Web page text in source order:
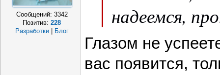
Сообщений: 3342
Позитив:228
Разработки
Блог
надеемся,
Глазом не
вас появится,